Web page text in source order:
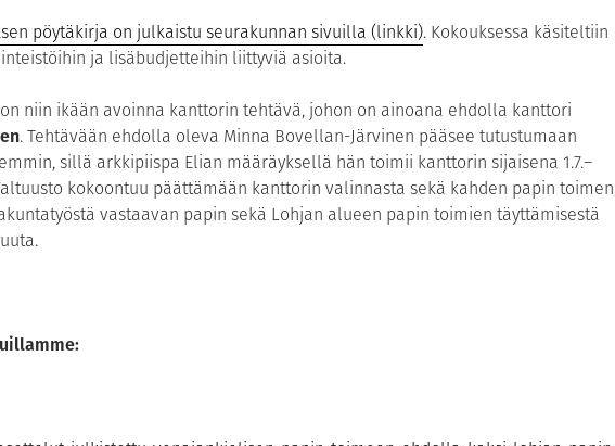
pöytäkirja on julkaistu seurakunnan sivuilla (linkki). Kokouksessa käsiteltiin
ja lisäbudjetteihin liittyviä asioita.
niin ikään avoinna kanttorin tehtävä, johon on ainoana ehdolla kanttori
. Tehtävään ehdolla oleva Minna Bovellan-Järvinen pääsee tutustumaan
sillä arkkipiispa Elian määräyksellä hän toimii kanttorin sijaisena 1.7.–
kokoontuu päättämään kanttorin valinnasta sekä kahden papin
vastaavan papin sekä Lohjan alueen papin toimien täyttämisestä